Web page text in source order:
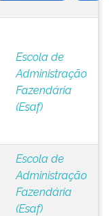
Escola de
Administração
Fazendária
(Esaf)
Escola de
Administração
Fazendária
(Esaf)